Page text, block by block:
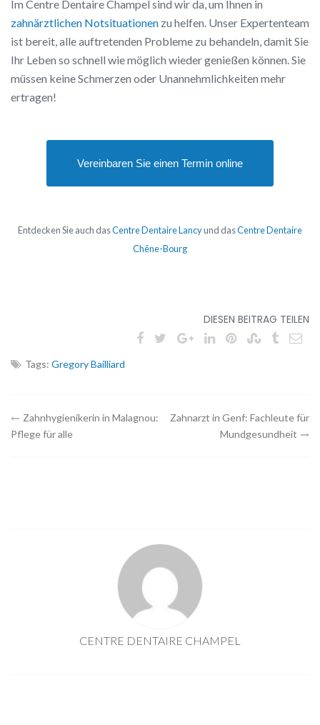
Im Centre Dentaire Champel sind wir da, um Ihnen in
zahnärztlichen Notsituationen zu helfen. Unser Expertenteam
ist bereit, alle auftretenden Probleme zu behandeln, damit Sie
Ihr Leben so schnell wie möglich wieder genießen können. Sie
müssen keine Schmerzen oder Unannehmlichkeiten mehr
ertragen!
Vereinbaren Sie einen Termin online
Entdecken Sie auch dasCentre Dentaire Lancyund dasCentre Dentaire
Chêne-Bourg
DIESEN BEITRAG TEILEN
Tags: Gregory Bailliard
Navigation
Zahnhygienikerin in Malagnou:
Pflege für alle
Zahnarzt in Genf: Fachleute für
Mundgesundheit
CENTRE DENTAIRE CHAMPEL